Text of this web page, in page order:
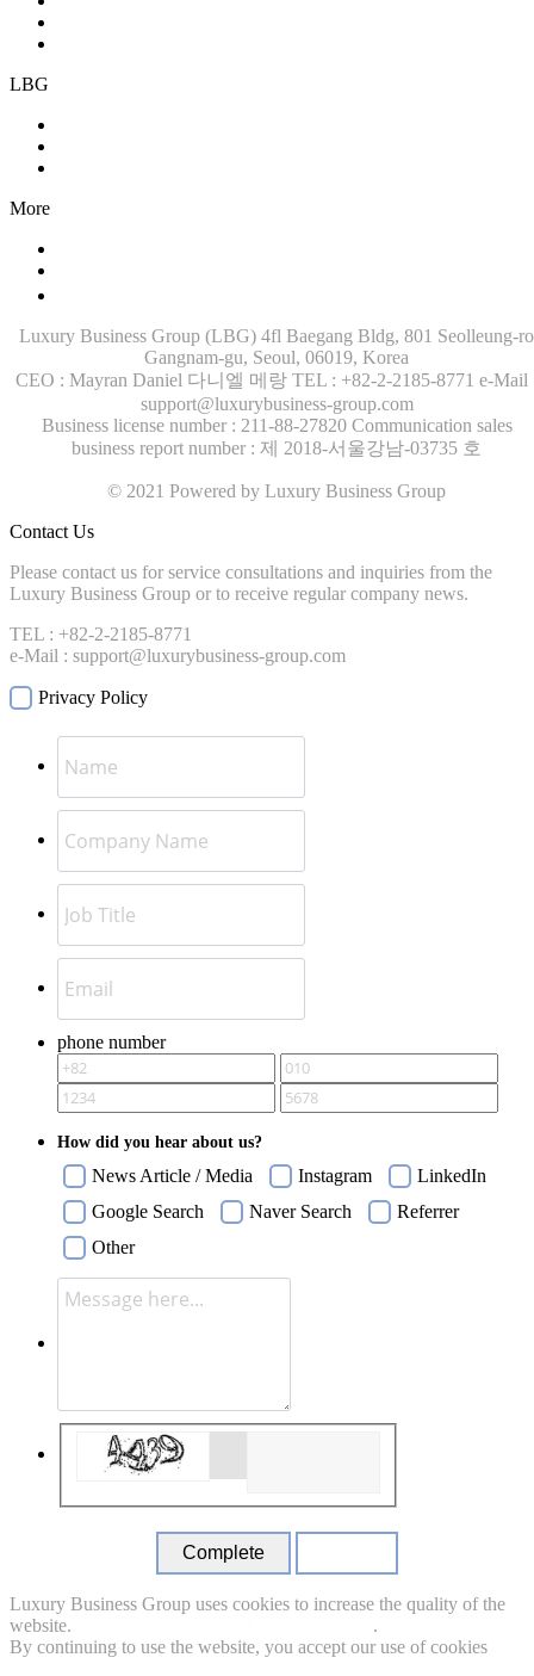
LBG
More
Luxury Business Group (LBG) 4fl Baegang Bldg, 801 Seolleung-ro
Gangnam-gu, Seoul, 06019, Korea
CEO : Mayran Daniel 다니엘 메랑 TEL : +82-2-2185-8771 e-Mail
support@luxurybusiness-group.com
Business license number : 211-88-27820 Communication sales
business report number : 제 2018-서울강남-03735 호
© 2021 Powered by Luxury Business Group
Contact Us
Please contact us for service consultations and inquiries from the
Luxury Business Group or to receive regular company news.
TEL : +82-2-2185-8771
e-Mail : support@luxurybusiness-group.com
Privacy Policy
phone number
How did you hear about us?
News Article / Media Instagram
LinkedIn
Google Search
Naver Search
Referrer
Other
Luxury Business Group uses cookies to increase the quality of the
website.
.
By continuing to use the website, you accept our use of cookies